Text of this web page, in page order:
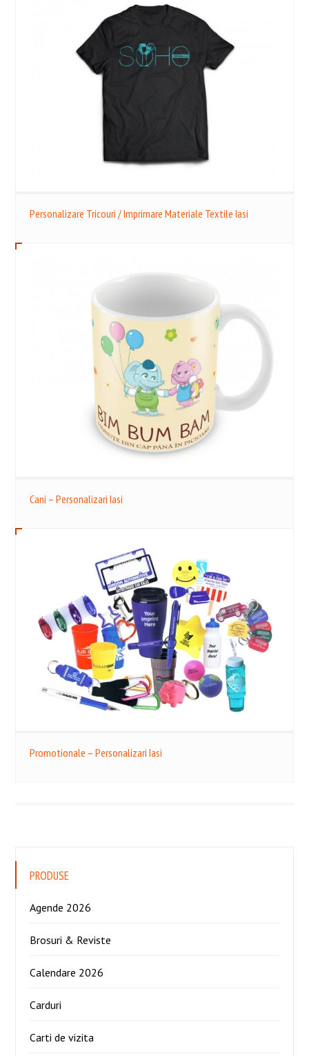
Personalizare Tricouri / Imprimare Materiale Textile Iasi
Cani – Personalizari Iasi
Promotionale – Personalizari Iasi
PRODUSE
Agende 2026
Brosuri & Reviste
Calendare 2026
Carduri
Carti de vizita